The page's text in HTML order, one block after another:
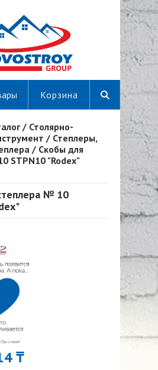
Корзина
/ Столярно-
/ Степлеры,
/ Скобы для
STPN10 "Rodex"
№ 10
₸